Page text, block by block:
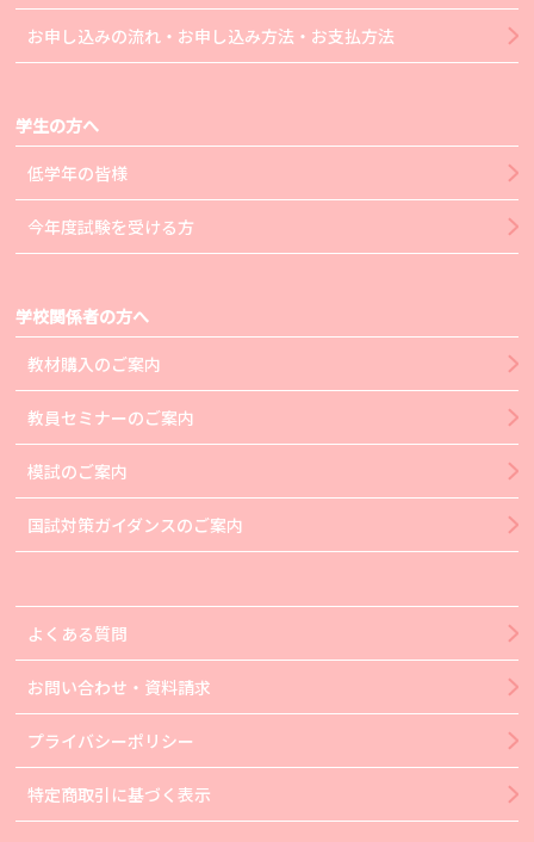
お申し込みの流れ・お申し込み方法・お支払方法
学生の方へ
低学年の皆様
今年度試験を受ける方
学校関係者の方へ
教材購入のご案内
教員セミナーのご案内
模試のご案内
国試対策ガイダンスのご案内
よくある質問
お問い合わせ・資料請求
プライバシーポリシー
特定商取引に基づく表示